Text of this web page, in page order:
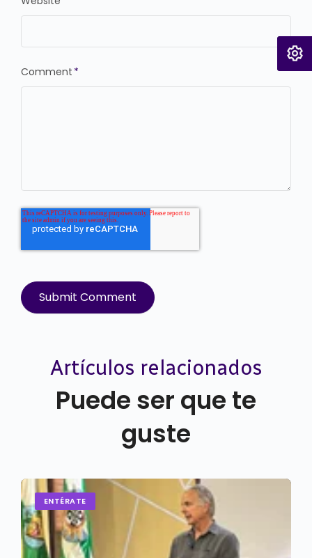
Comment *
Artículos relacionados
Puede ser que te
guste
ENTÉRATE